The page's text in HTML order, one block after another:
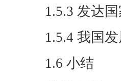
1.5.3 发达
1.5.4 我国
1.6 小结